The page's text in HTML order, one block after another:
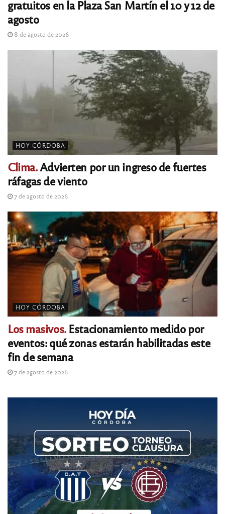
gratuitos en la Plaza San Martín el 10 y 12 de
agosto
8 de agosto de 2026
HOY CÓRDOBA
Clima.Advierten por un ingreso de fuertes
ráfagas de viento
7 de agosto de 2026
HOY CÓRDOBA
Los masivos.Estacionamiento medido por
eventos: qué zonas estarán habilitadas este
fin de semana
7 de agosto de 2026